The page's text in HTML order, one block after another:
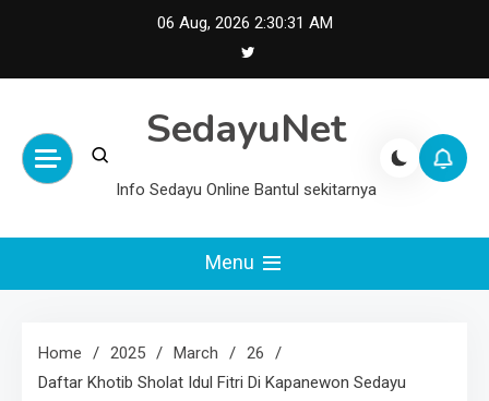
06 Aug, 2026 2:30:31 AM
SedayuNet
Info Sedayu Online Bantul sekitarnya
Menu
Home 2025 March
26
Daftar Khotib Sholat Idul Fitri Di Kapanewon Sedayu